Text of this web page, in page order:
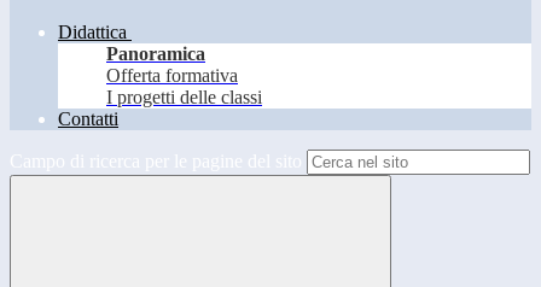
Didattica
Panoramica
Offerta formativa
I progetti delle classi
Contatti
Campo di ricerca per le pagine del sito